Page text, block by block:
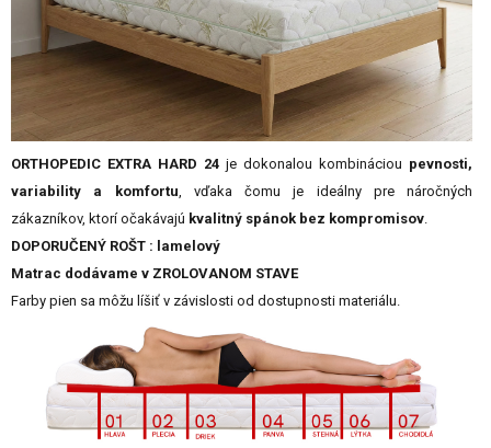
ORTHOPEDIC EXTRA HARD 24 je dokonalou kombináciou pevnosti,
variability a komfortu, vďaka čomu je ideálny pre náročných
zákazníkov, ktorí očakávajú kvalitný spánok bez kompromisov.
DOPORUČENÝ ROŠT : lamelový
Matrac dodávame v ZROLOVANOM STAVE
Farby pien sa môžu líšiť v závislosti od dostupnosti materiálu.